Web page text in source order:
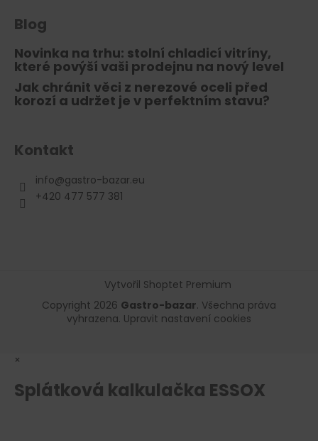
Blog
Novinka na trhu: stolní chladicí vitríny,
které povýší vaši prodejnu na nový level
Jak chránit věci z nerezové oceli před
korozí a udržet je v perfektním stavu?
Kontakt
info@gastro-bazar.eu
+420 477 577 381
Vytvořil Shoptet Premium
Copyright 2026 Gastro-bazar. Všechna práva
vyhrazena. Upravit nastavení cookies
×
Splátková kalkulačka ESSOX